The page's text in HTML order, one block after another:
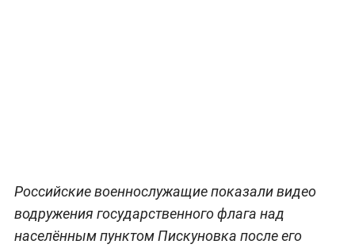
Российские военнослужащие показали видео
водружения государственного флага над
населённым пунктом Пискуновка после его